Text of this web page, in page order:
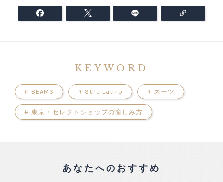
KEYWORD
# BEAMS # Stile Latino # スーツ
# 東京・セレクトショップの愉しみ方
あなたへのおすすめ